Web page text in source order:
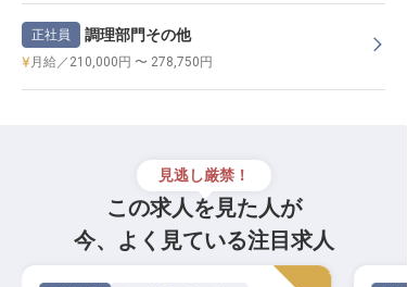
正社員 調理部門その他
月給／210,000円 〜 278,750円
見逃し厳禁！
この求人を見た人が
今、よく見ている注目求人